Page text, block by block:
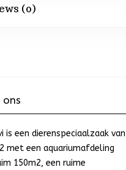
(0)
ons
is een dierenspeciaalzaak van
met een aquariumafdeling
150m2, een ruime